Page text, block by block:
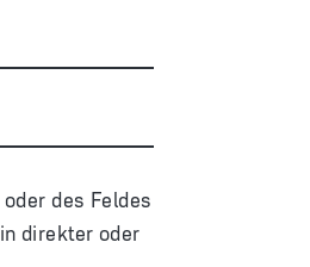
des Feldes
direkter oder